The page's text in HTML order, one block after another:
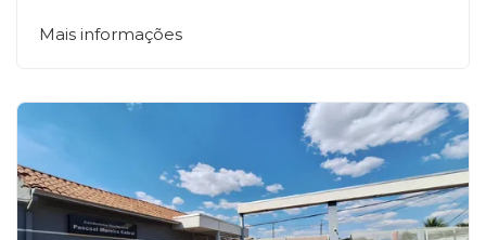
Mais informações